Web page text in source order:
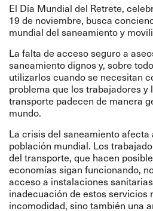
El Día Mundial del Retrete,
19 de noviembre, busca
mundial del saneamiento y
La falta de acceso seguro a
saneamiento dignos y, sobre
utilizarlos cuando se necesitan
problema que los trabajadores y
transporte padecen de manera
mundo.
La crisis del saneamiento
población mundial. Los
del transporte, que hacen
economías sigan funcionando,
acceso a instalaciones
inadecuación de estos servicios
incomodidad, sino también una